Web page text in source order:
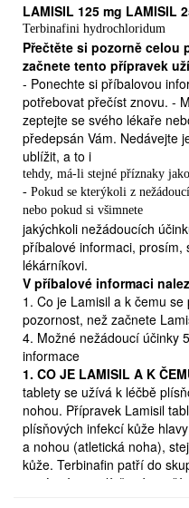
LAMISIL 125 mg LAMISIL
Terbinafini hydrochloridum
Přečtěte si pozorně celou
začnete tento přípravek
- Ponechte si příbalovou
potřebovat přečíst znovu. -
zeptejte se svého lékaře
předepsán Vám. Nedávejte
ublížit, a to i
tehdy, má-li stejné příznaky
- Pokud se kterýkoli z
nebo pokud si všimnete
jakýchkoli nežádoucích
příbalové informaci, prosím,
lékárníkovi.
V příbalové informaci
1. Co je Lamisil a k čemu
pozornost, než začnete
4. Možné nežádoucí účinky
informace
1. CO JE LAMISIL A K
tablety se užívá k léčbě
nohou. Přípravek Lamisil
plísňových infekcí kůže
a nohou (atletická noha),
kůže. Terbinafin patří do
nazývají protiplísňové, a